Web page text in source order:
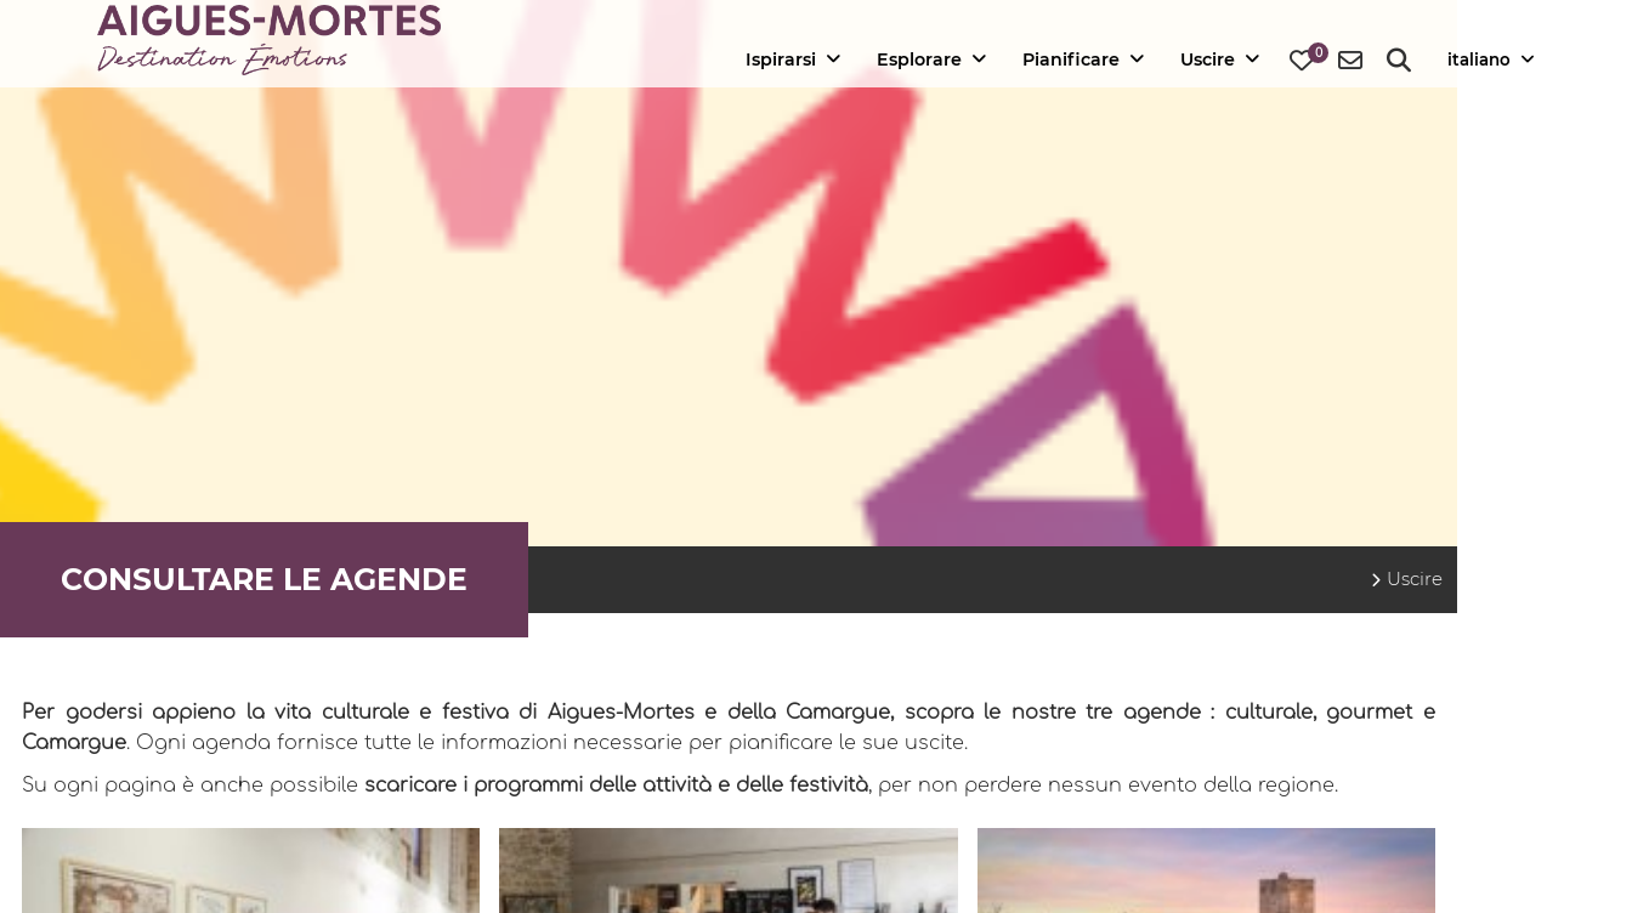
CONSULTARE LE AGENDE Uscire
Per godersi appieno la vita culturale e festiva di Aigues-Mortes e della Camargue, scopra le nostre tre agende : culturale, gourmet e
Camargue. Ogni agenda fornisce tutte le informazioni necessarie per pianificare le sue uscite.
Su ogni pagina è anche possibile scaricare i programmi delle attività e delle festività, per non perdere nessun evento della regione.
Ispirarsi Esplorare Pianificare Uscire 0 italiano